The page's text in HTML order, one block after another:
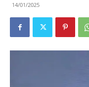
14/01/2025